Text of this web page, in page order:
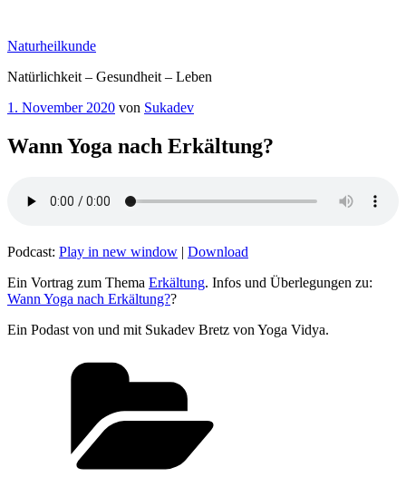
springen
Naturheilkunde
Natürlichkeit – Gesundheit – Leben
Veröffentlicht
1. November 2020 von Sukadev
Wann Yoga nach Erkältung?
Podcast: Play in new window | Download
Ein Vortrag zum Thema Erkältung. Infos und Überlegungen zu:
Wann Yoga nach Erkältung??
Ein Podast von und mit Sukadev Bretz von Yoga Vidya.